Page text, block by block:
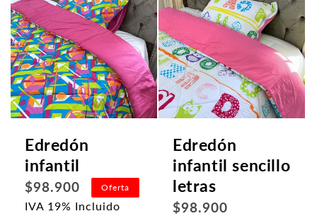
Edredón
infantil
Precio
habitual
$98.900 Oferta
IVA 19% Incluido
Edredón
infantil sencillo
letras
Precio
$98.900